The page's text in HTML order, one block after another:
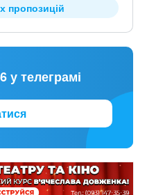
пропозицій
у телеграмі